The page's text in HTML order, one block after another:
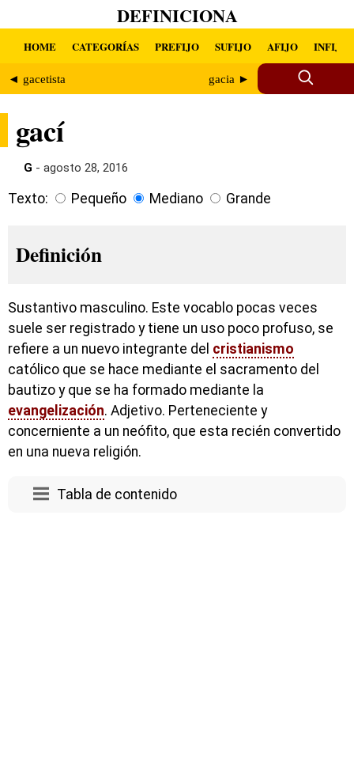
DEFINICIONA
HOME CATEGORÍAS PREFIJO SUFIJO AFIJO INFIJO
◄ gacetista gacia ►
gací
G - agosto 28, 2016
Texto: Pequeño Mediano Grande
Definición
Sustantivo masculino. Este vocablo pocas veces
suele ser registrado y tiene un uso poco profuso, se
refiere a un nuevo integrante del cristianismo
católico que se hace mediante el sacramento del
bautizo y que se ha formado mediante la
evangelización. Adjetivo. Perteneciente y
concerniente a un neófito, que esta recién convertido
en una nueva religión.
Tabla de contenido